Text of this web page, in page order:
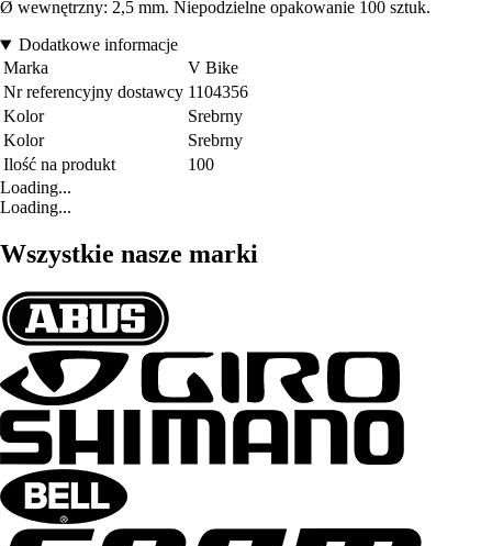
Ø wewnętrzny: 2,5 mm. Niepodzielne opakowanie 100 sztuk.
Dodatkowe informacje
Marka
V Bike
Nr referencyjny dostawcy 1104356
Kolor
Srebrny
Kolor
Srebrny
Ilość na produkt
100
Loading...
Loading...
Wszystkie nasze marki